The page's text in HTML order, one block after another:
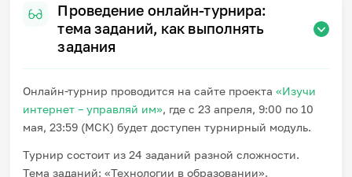
Проведение онлайн-турнира:
тема заданий, как выполнять
задания
Онлайн-турнир проводится на сайте проекта«Изучи
интернет – управляй им», где с 23 апреля, 9:00 по 10
мая, 23:59 (МСК) будет доступен турнирный модуль.
Турнир состоит из 24 заданий разной сложности.
Тема заданий: «Технологии в образовании».